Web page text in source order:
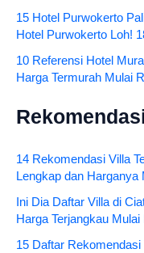
15 Hotel Purwokerto
Hotel Purwokerto Loh!
10 Referensi Hotel
Harga Termurah Mulai
14 Rekomendasi Villa
Lengkap dan Harganya
Ini Dia Daftar Villa di
Harga Terjangkau
15 Daftar